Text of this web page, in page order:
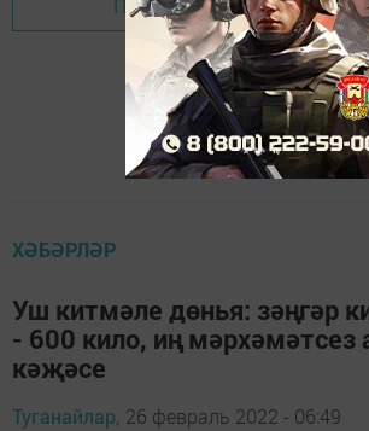
Перейти на страницу
ХӘБӘРЛӘР
Уш китмәле дөнья: зәңгәр
- 600 кило, иң мәрхәмәтсез
кәҗәсе
Туганайлар, 26 февраль 2022 - 06:49